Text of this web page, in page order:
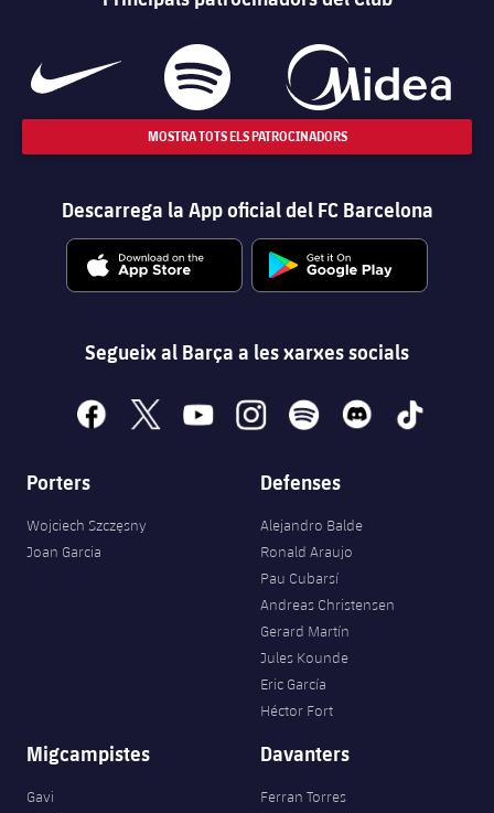
MOSTRA TOTS ELS PATROCINADORS
Descarrega la App oficial del FC Barcelona
Segueix al Barça a les xarxes socials
facebook
x youtubeinstagramspotify discord tiktok
Porters
Wojciech Szczęsny
Joan Garcia
Defenses
Alejandro Balde
Ronald Araujo
Pau Cubarsí
Andreas Christensen
Gerard Martín
Jules Kounde
Eric García
Héctor Fort
Migcampistes
Gavi
Davanters
Ferran Torres